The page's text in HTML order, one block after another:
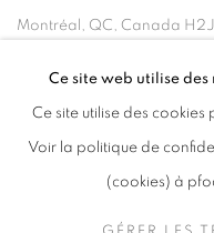
Montréal, QC, Canada
+1 (514) 395-6032
info@pfoac.com
Ce site web utilise
Ce site utilise des
Voir la politique de
(cookies) à